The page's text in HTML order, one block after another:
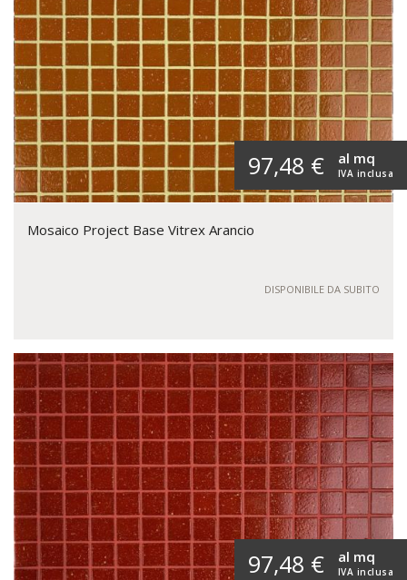
97,48 € IVA inclusa
al mq
Mosaico Project Base Vitrex Arancio
DISPONIBILE DA SUBITO
97,48 € IVA inclusa
al mq